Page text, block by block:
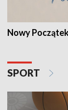
Nowy
SPORT